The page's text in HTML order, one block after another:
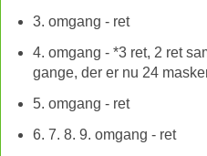
3. omgang - ret
4. omgang - *3 ret, 2 ret
gange, der er nu 24
5. omgang - ret
6. 7. 8. 9. omgang - ret